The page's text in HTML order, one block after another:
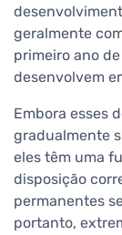
geralmente
primeiro ano
desenvolvem
Embora esses
gradualmente
eles têm uma
disposição
permanentes
portanto,